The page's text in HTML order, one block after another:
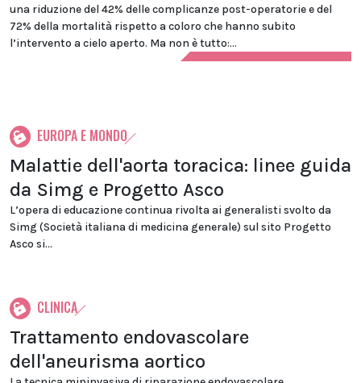
una riduzione del 42% delle complicanze post-operatorie e del
72% della mortalità rispetto a coloro che hanno subito
l’intervento a cielo aperto. Ma non è tutto:...
EUROPA E MONDO
Malattie dell'aorta toracica: linee guida
da Simg e Progetto Asco
L’opera di educazione continua rivolta ai generalisti svolto da
Simg (Società italiana di medicina generale) sul sito Progetto
Asco si...
CLINICA
Trattamento endovascolare
dell'aneurisma aortico